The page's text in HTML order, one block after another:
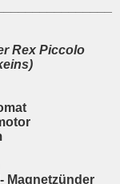
Rex Piccolo
Magnetzünder